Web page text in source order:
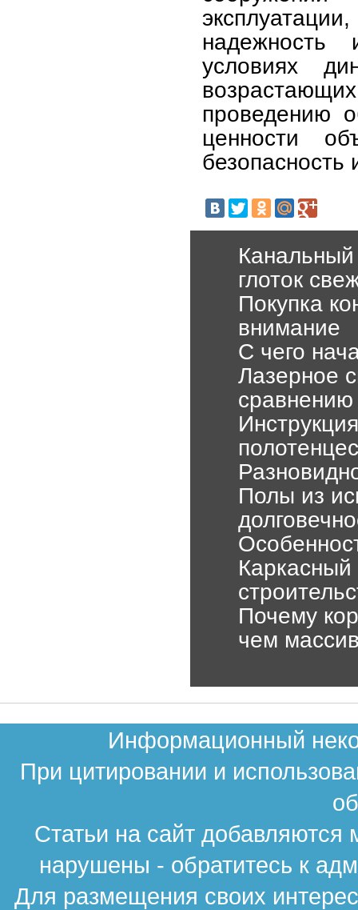
надежность
условиях
проведению
ценности
безопасность
Канальный
глоток
Покупка
внимание
С чего
Лазерное
Полы из
Почему
чем
Информационный
При цитировании и
Статьи на сайт
нарушены - обратитесь к
Для размещения своих